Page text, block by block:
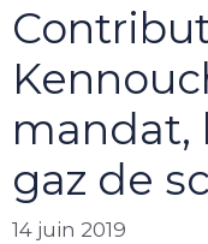
mandat,
gaz de
14 juin 2019